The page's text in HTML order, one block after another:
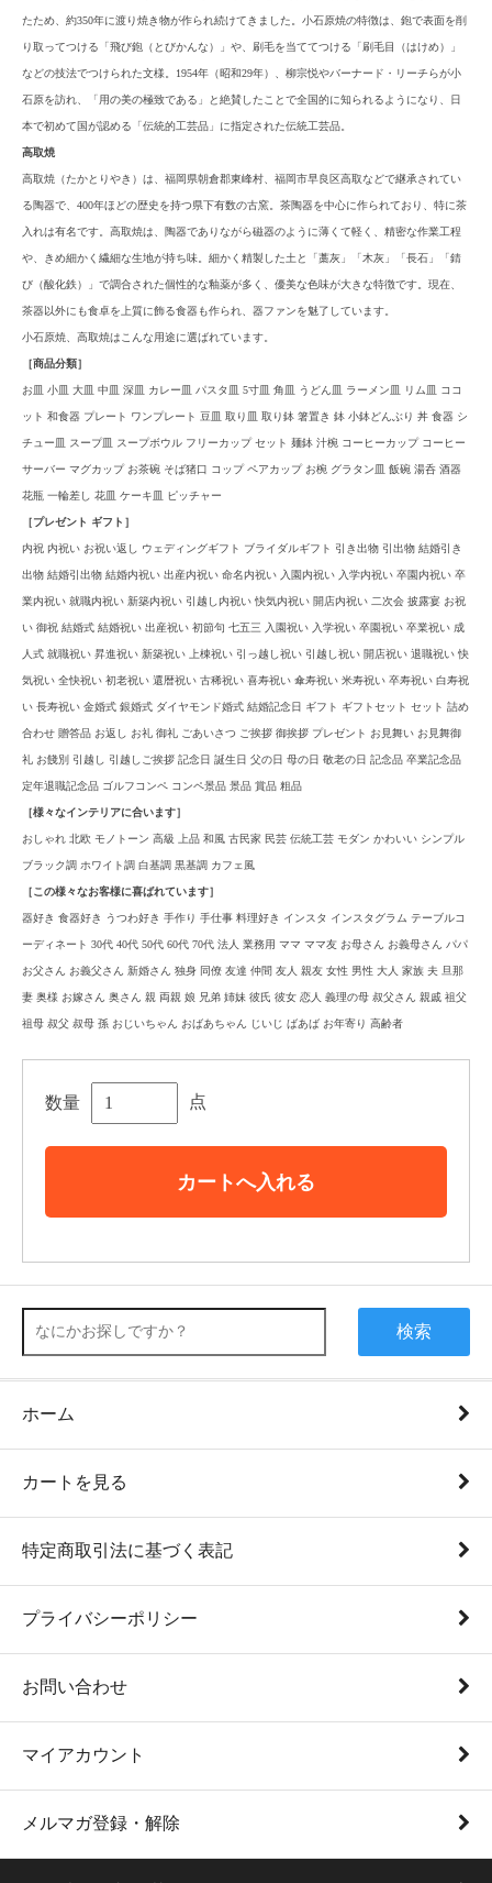
たため、約350年に渡り焼き物が作られ続けてきました。小石原焼の特徴は、鉋で表面を削
り取ってつける「飛び鉋（とびかんな）」や、刷毛を当ててつける「刷毛目（はけめ）」
などの技法でつけられた文様。1954年（昭和29年）、柳宗悦やバーナード・リーチらが小
石原を訪れ、「用の美の極致である」と絶賛したことで全国的に知られるようになり、日
本で初めて国が認める「伝統的工芸品」に指定された伝統工芸品。
高取焼
高取焼（たかとりやき）は、福岡県朝倉郡東峰村、福岡市早良区高取などで継承されてい
る陶器で、400年ほどの歴史を持つ県下有数の古窯。茶陶器を中心に作られており、特に茶
入れは有名です。高取焼は、陶器でありながら磁器のように薄くて軽く、精密な作業工程
や、きめ細かく繊細な生地が持ち味。細かく精製した土と「藁灰」「木灰」「長石」「錆
び（酸化鉄）」で調合された個性的な釉薬が多く、優美な色味が大きな特徴です。現在、
茶器以外にも食卓を上質に飾る食器も作られ、器ファンを魅了しています。
小石原焼、高取焼はこんな用途に選ばれています。
［商品分類］
お皿 小皿 大皿 中皿 深皿 カレー皿 パスタ皿 5寸皿 角皿 うどん皿 ラーメン皿 リム皿 ココ
ット 和食器 プレート ワンプレート 豆皿 取り皿 取り鉢 箸置き 鉢 小鉢どんぶり 丼 食器 シ
チュー皿 スープ皿 スープボウル フリーカップ セット 麺鉢 汁椀 コーヒーカップ コーヒー
サーバー マグカップ お茶碗 そば猪口 コップ ペアカップ お椀 グラタン皿 飯碗 湯呑 酒器
花瓶 一輪差し 花皿 ケーキ皿 ピッチャー
［プレゼント ギフト］
内祝 内祝い お祝い返し ウェディングギフト ブライダルギフト 引き出物 引出物 結婚引き
出物 結婚引出物 結婚内祝い 出産内祝い 命名内祝い 入園内祝い 入学内祝い 卒園内祝い 卒
業内祝い 就職内祝い 新築内祝い 引越し内祝い 快気内祝い 開店内祝い 二次会 披露宴 お祝
い 御祝 結婚式 結婚祝い 出産祝い 初節句 七五三 入園祝い 入学祝い 卒園祝い 卒業祝い 成
人式 就職祝い 昇進祝い 新築祝い 上棟祝い 引っ越し祝い 引越し祝い 開店祝い 退職祝い 快
気祝い 全快祝い 初老祝い 還暦祝い 古稀祝い 喜寿祝い 傘寿祝い 米寿祝い 卒寿祝い 白寿祝
い 長寿祝い 金婚式 銀婚式 ダイヤモンド婚式 結婚記念日 ギフト ギフトセット セット 詰め
合わせ 贈答品 お返し お礼 御礼 ごあいさつ ご挨拶 御挨拶 プレゼント お見舞い お見舞御
礼 お餞別 引越し 引越しご挨拶 記念日 誕生日 父の日 母の日 敬老の日 記念品 卒業記念品
定年退職記念品 ゴルフコンペ コンペ景品 景品 賞品 粗品
［様々なインテリアに合います］
おしゃれ 北欧 モノトーン 高級 上品 和風 古民家 民芸 伝統工芸 モダン かわいい シンプル
ブラック調 ホワイト調 白基調 黒基調 カフェ風
［この様々なお客様に喜ばれています］
器好き 食器好き うつわ好き 手作り 手仕事 料理好き インスタ インスタグラム テーブルコ
ーディネート 30代 40代 50代 60代 70代 法人 業務用 ママ ママ友 お母さん お義母さん パパ
お父さん お義父さん 新婚さん 独身 同僚 友達 仲間 友人 親友 女性 男性 大人 家族 夫 旦那
妻 奥様 お嫁さん 奥さん 親 両親 娘 兄弟 姉妹 彼氏 彼女 恋人 義理の母 叔父さん 親戚 祖父
祖母 叔父 叔母 孫 おじいちゃん おばあちゃん じいじ ばあば お年寄り 高齢者
数量 点
カートへ入れる
検索
ホーム
カートを見る
特定商取引法に基づく表記
プライバシーポリシー
お問い合わせ
マイアカウント
メルマガ登録・解除